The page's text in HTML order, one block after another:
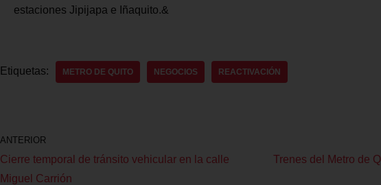
estaciones Jipijapa e Iñaquito.&
Etiquetas: METRO DE QUITO NEGOCIOS REACTIVACIÓN
ANTERIOR
Cierre temporal de tránsito vehicular en la calle
Miguel Carrión
Trenes del Metro de